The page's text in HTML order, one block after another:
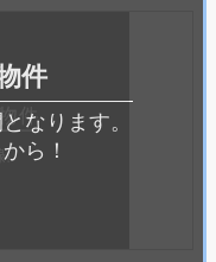
件
なります。
ら！